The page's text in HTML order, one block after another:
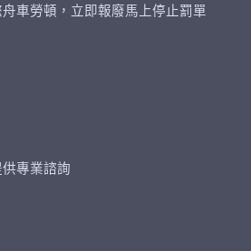
車勞頓，立即報廢馬上停止罰單
專業諮詢